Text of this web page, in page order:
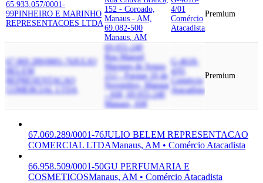
65.933.057/0001-
99PINHEIRO E MARINHO
REPRESENTACOES LTDA
152 - Coroado,
Manaus - AM,
69.082-500
Manaus, AM
4/01
Comércio
Atacadista
Premium
67.069.289/0001-76JULIO
BELEM
REPRESENTACAO
COMERCIAL LTDA
69.055-240
Rua Manoel
Marques de Souza,
212 - Parque 10 de
Novembro, Manaus
- AM, 69.055-240
Manaus, AM
G-4618-
4/01
Comércio
Atacadista
Premium
67.069.289/0001-76JULIO BELEM REPRESENTACAO
COMERCIAL LTDAManaus, AM • Comércio Atacadista
66.958.509/0001-50GU PERFUMARIA E
COSMETICOSManaus, AM • Comércio Atacadista